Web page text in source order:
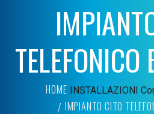
HOME INSTALLAZIONI
IMPIANTO CITO